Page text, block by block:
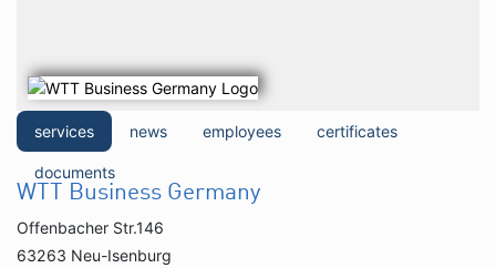
services news employees certificates
documents
WTT Business Germany
Offenbacher Str.146
63263 Neu-Isenburg